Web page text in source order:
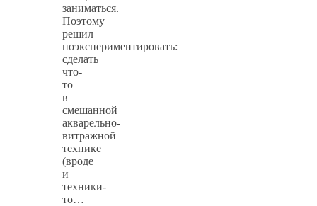
заниматься.
Поэтому
решил
поэкспериментировать:
сделать
что-
то
в
смешанной
акварельно-
витражной
технике
(вроде
и
техники-
то…